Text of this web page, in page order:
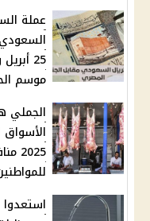
عملة
25
موسم الحج
الجملي